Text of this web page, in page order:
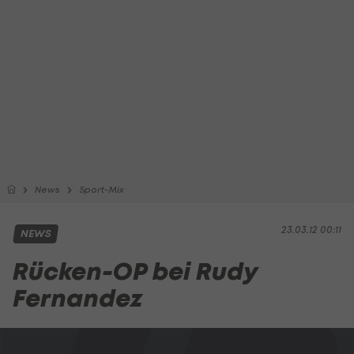
News Sport-Mix
23.03.12 00:11
NEWS
Rücken-OP bei Rudy
Fernandez